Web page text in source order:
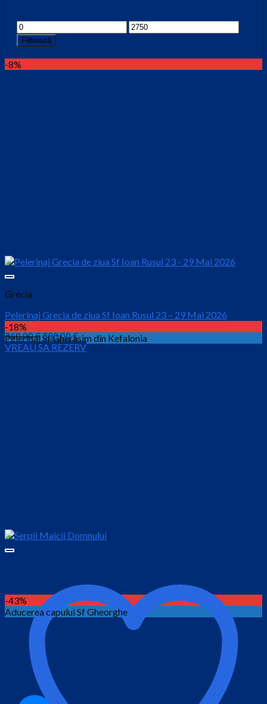
Preț
minim
Preț
Filtrează
-8%
Grecia
Pelerinaj Grecia de ziua Sf Ioan Rusul 23 – 29 Mai 2026
360.00€Prețul
inițial
330.00€Prețul
curent
VREAU SA REZERV
-18%
Pelerinaj Sf Gherasim din Kefalonia
-43%
Aducerea capului Sf Gheorghe